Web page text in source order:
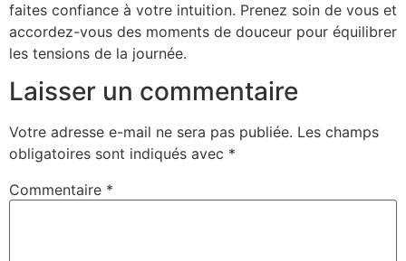
faites confiance à votre intuition. Prenez soin de vous et
accordez-vous des moments de douceur pour équilibrer
les tensions de la journée.
Laisser un commentaire
Votre adresse e-mail ne sera pas publiée. Les champs
obligatoires sont indiqués avec *
Commentaire *